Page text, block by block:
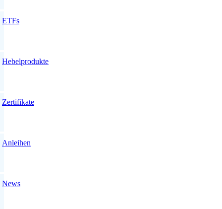
ETFs
Hebelprodukte
Zertifikate
Anleihen
News